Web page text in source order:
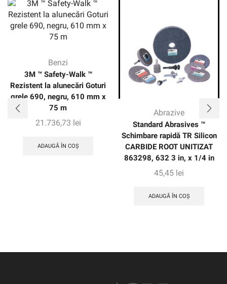
Benzi
3M ™ Safety-Walk ™
Rezistent la alunecări Goturi
grele 690, negru, 610 mm x
75 m
21.736,73 lei
ADAUGĂ ÎN COȘ
Abrazive
Standard Abrasives ™
Schimbare rapidă TR Silicon
CARBIDE ROOT UNITIZAT
863298, 632 3 in, x 1/4 in
45,45 lei
ADAUGĂ ÎN COȘ